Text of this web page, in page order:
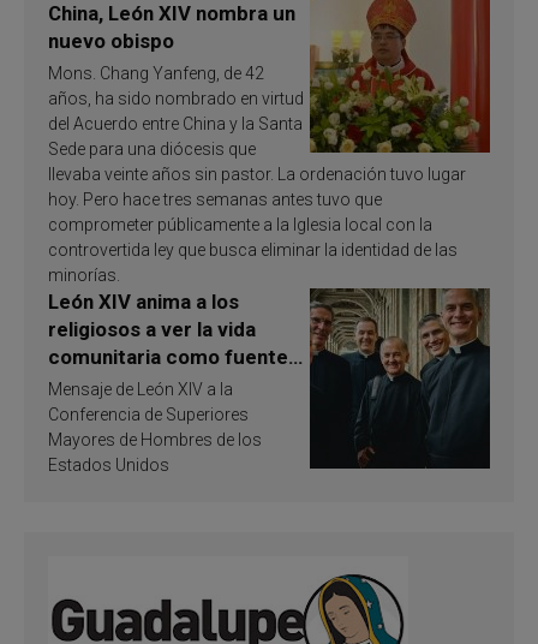
China, León XIV nombra un
nuevo obispo
Mons. Chang Yanfeng, de 42
años, ha sido nombrado en virtud
del Acuerdo entre China y la Santa
Sede para una diócesis que
llevaba veinte años sin pastor. La ordenación tuvo lugar
hoy. Pero hace tres semanas antes tuvo que
comprometer públicamente a la Iglesia local con la
controvertida ley que busca eliminar la identidad de las
minorías.
León XIV anima a los
religiosos a ver la vida
comunitaria como fuente
de inspiración y
santificación
Mensaje de León XIV a la
Conferencia de Superiores
Mayores de Hombres de los
Estados Unidos